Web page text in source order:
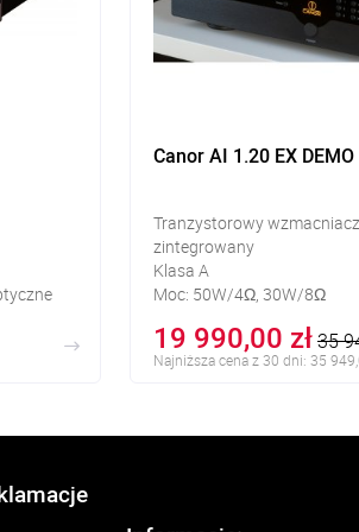
Canor AI 1.20 EX DEMO
Tranzystorowy wzmacniacz
zintegrowany
Klasa A
Moc: 50W/4Ω, 30W/8Ω
19 990,00 zł35
Najniższa cena z 30 dni: 35